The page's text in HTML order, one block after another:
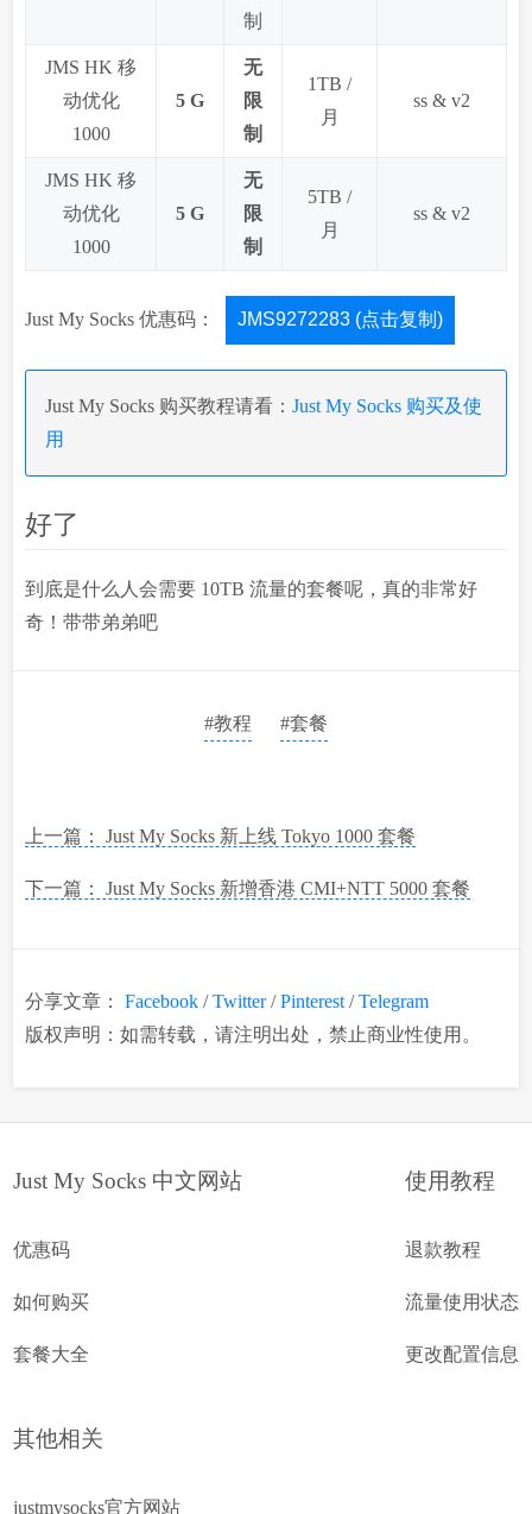
制
JMS HK 移
动优化
1000
5 G
无
限
制
1TB /
月
ss & v2
JMS HK 移
动优化
1000
5 G
无
限
制
5TB /
月
ss & v2
Just My Socks 优惠码： JMS9272283 (点击复制)
Just My Socks 购买教程请看：Just My Socks 购买及使
用
好了
到底是什么人会需要 10TB 流量的套餐呢，真的非常好
奇！带带弟弟吧
#教程 #套餐
上一篇： Just My Socks 新上线 Tokyo 1000 套餐
下一篇： Just My Socks 新增香港 CMI+NTT 5000 套餐
分享文章：Facebook /Twitter/Pinterest /Telegram
版权声明：如需转载，请注明出处，禁止商业性使用。
Just My Socks 中文网站
优惠码
如何购买
套餐大全
使用教程
退款教程
流量使用状态
更改配置信息
其他相关
justmysocks官方网站